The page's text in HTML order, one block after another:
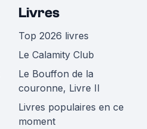
Livres
Top 2026 livres
Le Calamity Club
Le Bouffon de la
couronne, Livre II
Livres populaires en ce
moment